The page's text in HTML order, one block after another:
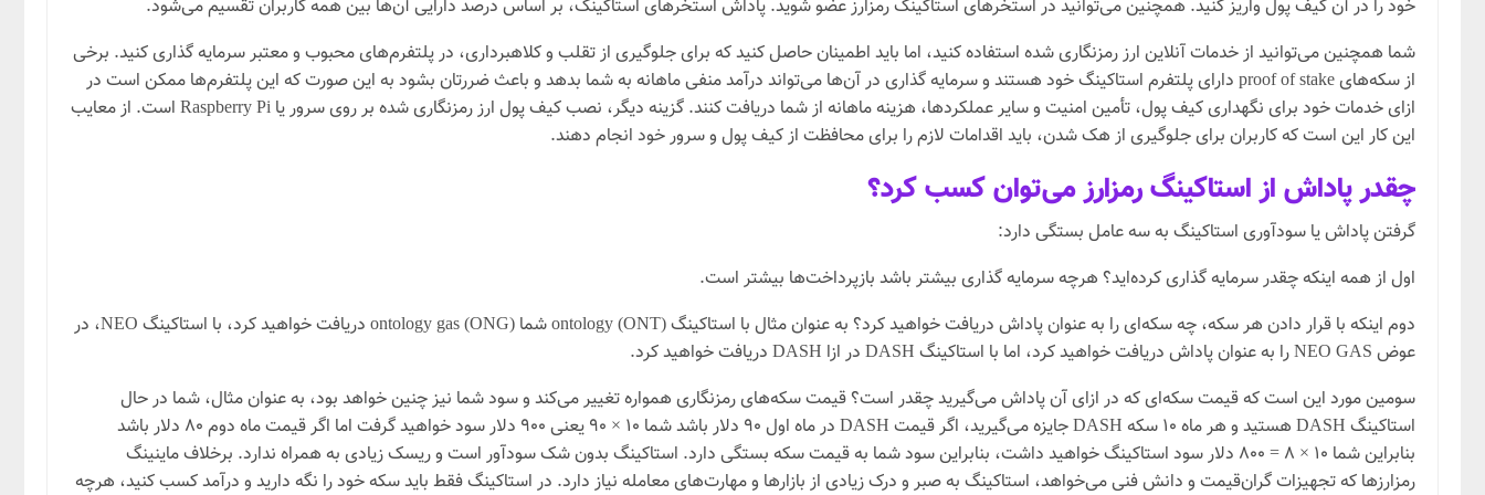
خود را در آن کیف پول واریز کنید. همچنین می‌توانید در استخرهای استاکینگ رمزارز عضو شوید. پاداش استخرهای استاکینگ، بر اساس درصد دارایی آن‌ها بین همه کاربران تقسیم می‌شود.
شما همچنین می‌توانید از خدمات آنلاین ارز رمزنگاری شده استفاده کنید، اما باید اطمینان حاصل کنید که برای جلوگیری از تقلب و کلاهبرداری، در پلتفرم‌های محبوب و معتبر سرمایه گذاری کنید. برخی
از سکه‌های proof of stake دارای پلتفرم استاکینگ خود هستند و سرمایه گذاری در آن‌ها می‌تواند درآمد منفی ماهانه به شما بدهد و باعث ضررتان بشود به این صورت که این پلتفرم‌ها ممکن است در
ازای خدمات خود برای نگهداری کیف پول، تأمین امنیت و سایر عملکردها، هزینه ماهانه از شما دریافت کنند. گزینه دیگر، نصب کیف پول ارز رمزنگاری شده بر روی سرور یا Raspberry Pi است. از معایب
این کار این است که کاربران برای جلوگیری از هک شدن، باید اقدامات لازم را برای محافظت از کیف پول و سرور خود انجام دهند.
چقدر پاداش از استاکینگ رمزارز می‌توان کسب کرد؟
گرفتن پاداش یا سودآوری استاکینگ به سه عامل بستگی دارد:
اول از همه اینکه چقدر سرمایه گذاری کرده‌اید؟ هرچه سرمایه گذاری بیشتر باشد بازپرداخت‌ها بیشتر است.
دوم اینکه با قرار دادن هر سکه، چه سکه‌ای را به عنوان پاداش دریافت خواهید کرد؟ به عنوان مثال با استاکینگ (ONT) ontology شما (ONG) ontology gas دریافت خواهید کرد، با استاکینگ NEO، در
عوض NEO GAS را به عنوان پاداش دریافت خواهید کرد، اما با استاکینگ DASH در ازا DASH دریافت خواهید کرد.
سومین مورد این است که قیمت سکه‌ای که در ازای آن پاداش می‌گیرید چقدر است؟ قیمت سکه‌های رمزنگاری همواره تغییر می‌کند و سود شما نیز چنین خواهد بود، به عنوان مثال، شما در حال
استاکینگ DASH هستید و هر ماه ۱۰ سکه DASH جایزه می‌گیرید، اگر قیمت DASH در ماه اول ۹۰ دلار باشد شما ۱۰ × ۹۰ یعنی ۹۰۰ دلار سود خواهید گرفت اما اگر قیمت ماه دوم ۸۰ دلار باشد
بنابراین شما ۱۰ × ۸ = 800 دلار سود استاکینگ خواهید داشت، بنابراین سود شما به قیمت سکه بستگی دارد. استاکینگ بدون شک سودآور است و ریسک زیادی به همراه ندارد. برخلاف ماینینگ
رمزارزها که تجهیزات گران‌قیمت و دانش فنی می‌خواهد، استاکینگ به صبر و درک زیادی از بازارها و مهارت‌های معامله نیاز دارد. در استاکینگ فقط باید سکه خود را نگه دارید و درآمد کسب کنید، هرچه